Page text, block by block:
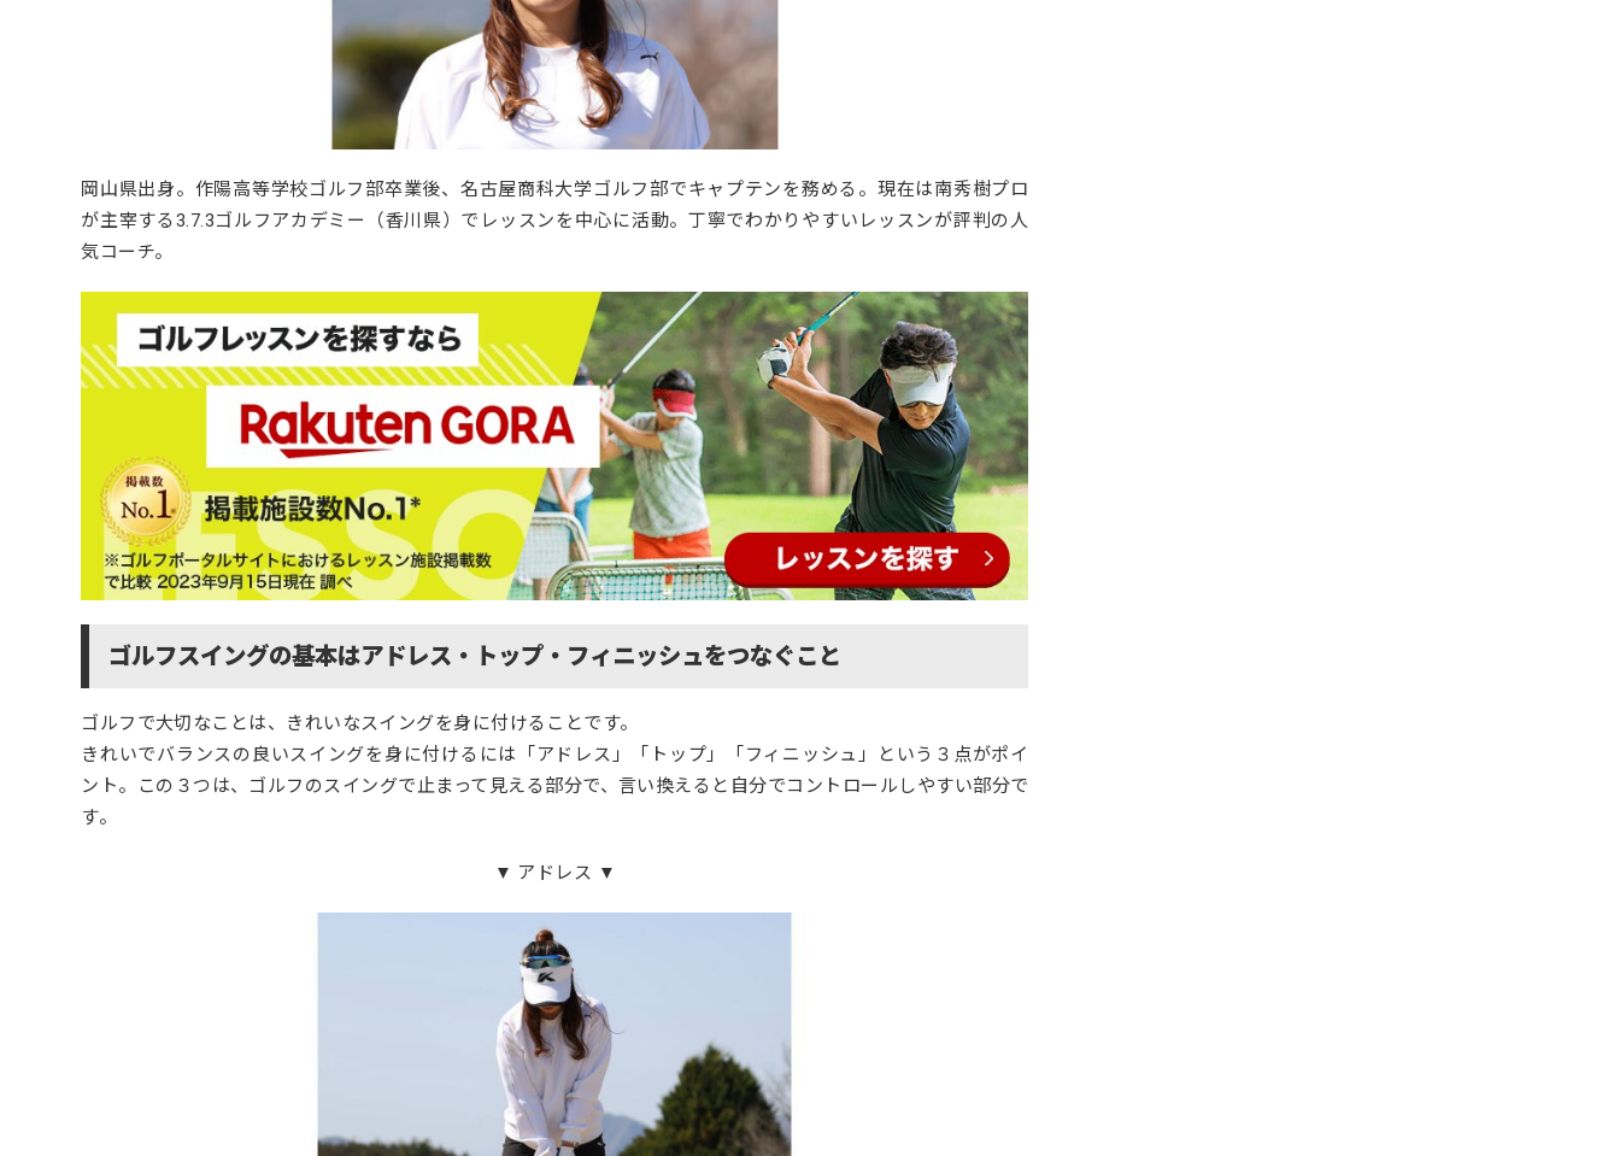
岡山県出身。作陽高等学校ゴルフ部卒業後、名古屋商科大学ゴルフ部でキャプテンを務める。現在は南秀樹プロ
が主宰する3.7.3ゴルフアカデミー（香川県）でレッスンを中心に活動。丁寧でわかりやすいレッスンが評判の人
気コーチ。
ゴルフスイングの基本はアドレス・トップ・フィニッシュをつなぐこと
ゴルフで大切なことは、きれいなスイングを身に付けることです。
きれいでバランスの良いスイングを身に付けるには「アドレス」「トップ」「フィニッシュ」という３点がポイ
ント。この３つは、ゴルフのスイングで止まって見える部分で、言い換えると自分でコントロールしやすい部分で
す。
▼ アドレス ▼